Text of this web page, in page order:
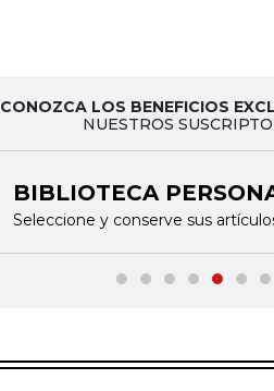
CONOZCA LOS BENEFICIOS
NUESTROS
BIBLIOTECA
Seleccione y conserve sus